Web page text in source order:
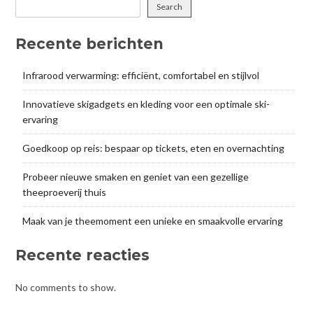
Search
Recente berichten
Infrarood verwarming: efficiënt, comfortabel en stijlvol
Innovatieve skigadgets en kleding voor een optimale ski-
ervaring
Goedkoop op reis: bespaar op tickets, eten en overnachting
Probeer nieuwe smaken en geniet van een gezellige
theeproeverij thuis
Maak van je theemoment een unieke en smaakvolle ervaring
Recente reacties
No comments to show.